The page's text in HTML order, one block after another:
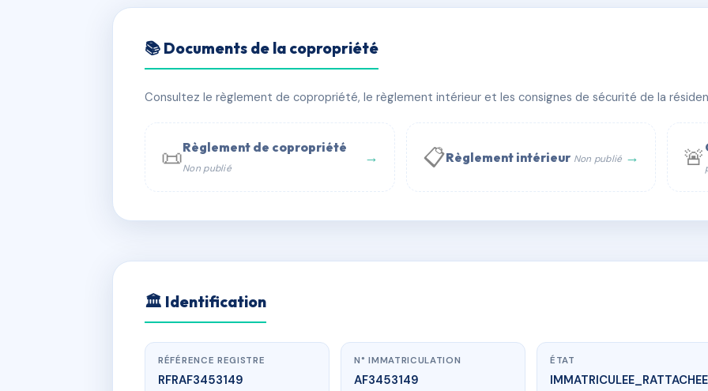
FENELON
📍 3 r fenelon 33400 Talence
📞 Contacter Syndic Digital 💬 WhatsApp
📚 Documents de la copropriété
Consultez le règlement de copropriété, le règlement intérieur et les consignes de sécurité de la
📜Règlement de copropriété
Non publié
→ 📋Règlement intérieur Non publié → 🚨
AF3453149 🇫🇷
🏛 Identification
RÉFÉRENCE REGISTRE
RFRAF3453149
N° IMMATRICULATION
AF3453149
ÉTAT
IMMATRICULEE_RATTACHEE